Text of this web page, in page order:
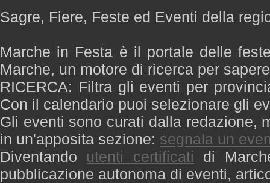
Sagre, Fiere, Feste ed Eventi della
Marche in Festa è il portale delle
Marche, un motore di ricerca per
RICERCA: Filtra gli eventi per
Con il calendario puoi selezionare gli
Gli eventi sono curati dalla redazione,
in un'apposita sezione: segnala un
Diventando utenti certificati di
pubblicazione autonoma di eventi,